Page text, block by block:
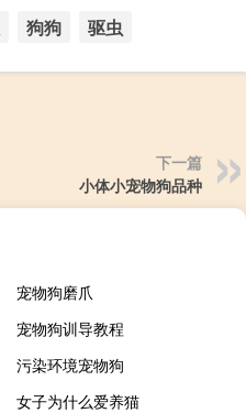
狗狗 驱虫
下一篇
小体小宠物狗品种
宠物狗磨爪
宠物狗训导教程
污染环境宠物狗
女子为什么爱养猫